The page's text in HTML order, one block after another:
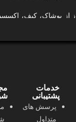
از پوشاک، کیف،
را از بهترین
و حمایت از تولید
حرفه‌ای، محتوای
خدمات
پشتیبانی
پرسش های
متداول